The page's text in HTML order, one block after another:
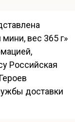
вес 365 г»
Российская
доставки